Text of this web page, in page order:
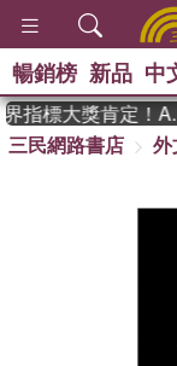
暢銷榜 新品 中
指標大獎肯定！
三民網路書店
外